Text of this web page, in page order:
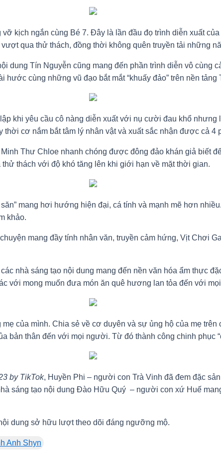
kịch ngắn cùng Bé 7. Đây là lần đầu đọ trình diễn xuất
qua thử thách, đồng thời không quên truyền tải những
dung Tín Nguyễn cũng mang đến phần trình diễn vô cùng
cùng những vũ đạo bắt mắt “khuấy đảo” trên nền tảng
khi yêu cầu cô nàng diễn xuất với nụ cười đau khổ
cơ nắm bắt tâm lý nhân vật và xuất sắc nhận được cả 4
Thư Chloe nhanh chóng được đông đảo khán giả biết
thách với độ khó tăng lên khi giới hạn về mặt thời gian.
mang hơi hướng hiện đại, cá tính và mạnh mẽ hơn
khảo.
mang đầy tính nhân văn, truyền cảm hứng, Vịt Chơi
nhà sáng tạo nội dung mang đến nền văn hóa ẩm thực
với mong muốn đưa món ăn quê hương lan tỏa đến với
của mình. Chia sẻ về cơ duyên và sự ủng hộ của mẹ
bản thân đến với mọi người. Từ đó thành công chinh phục
by TikTok, Huyền Phi – người con Trà Vinh đã đem đặc
sáng tạo nội dung Đào Hữu Quý – người con xứ Huế
dung sở hữu lượt theo dõi đáng ngưỡng mộ.
Anh Shyn